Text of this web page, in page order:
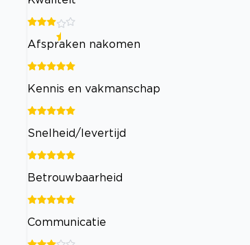
Afspraken nakomen
Kennis en vakmanschap
Snelheid/levertijd
Betrouwbaarheid
Communicatie